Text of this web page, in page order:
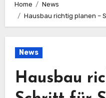
Home
News
Hausbau richtig planen –
News
Hausbau